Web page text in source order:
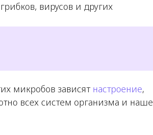
вирусов и других
микробов зависят настроение,
всех систем организма и наше